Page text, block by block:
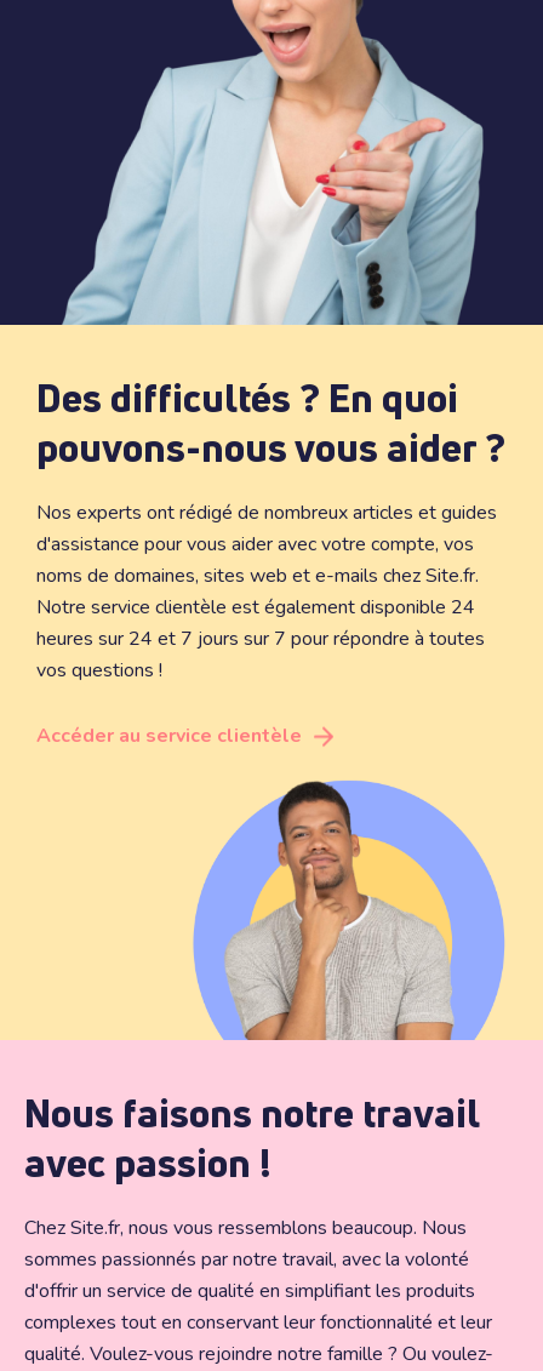
Des difficultés ? En quoi
pouvons-nous vous aider ?
Nos experts ont rédigé de nombreux articles et guides
d'assistance pour vous aider avec votre compte, vos
noms de domaines, sites web et e-mails chez Site.fr.
Notre service clientèle est également disponible 24
heures sur 24 et 7 jours sur 7 pour répondre à toutes
vos questions !
Accéder au service clientèle
Nous faisons notre travail
avec passion !
Chez Site.fr, nous vous ressemblons beaucoup. Nous
sommes passionnés par notre travail, avec la volonté
d'offrir un service de qualité en simplifiant les produits
complexes tout en conservant leur fonctionnalité et leur
qualité. Voulez-vous rejoindre notre famille ? Ou voulez-